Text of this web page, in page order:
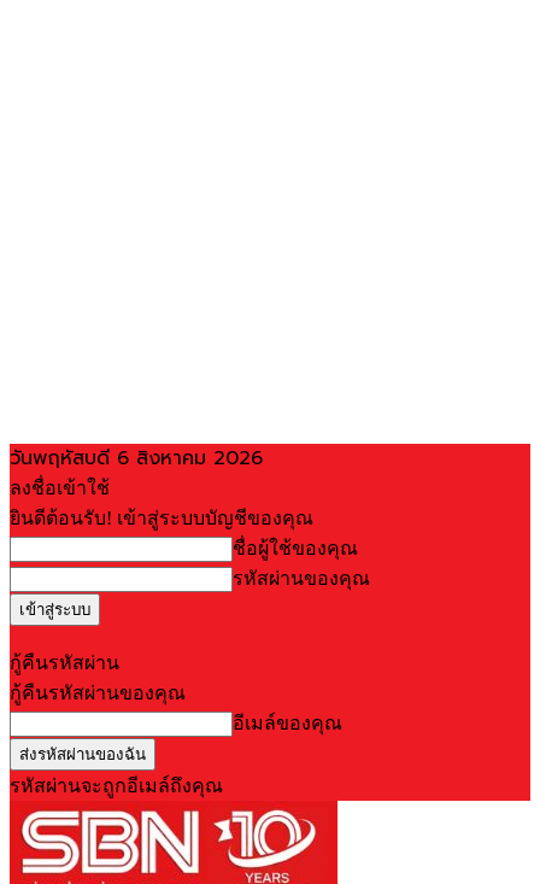
วันพฤหัสบดี 6 สิงหาคม 2026
ลงชื่อเข้าใช้
ยินดีต้อนรับ! เข้าสู่ระบบบัญชีของคุณ
ชื่อผู้ใช้ของคุณ
รหัสผ่านของคุณ
กู้คืนรหัสผ่าน
กู้คืนรหัสผ่านของคุณ
อีเมล์ของคุณ
รหัสผ่านจะถูกอีเมล์ถึงคุณ